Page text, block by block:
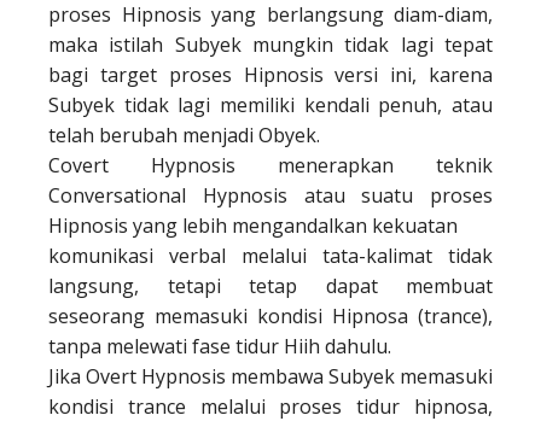
proses Hipnosis yang berlangsung diam-diam,
maka istilah Subyek mungkin tidak lagi tepat
bagi target proses Hipnosis versi ini, karena
Subyek tidak lagi memiliki kendali penuh, atau
telah berubah menjadi Obyek.
Covert Hypnosis menerapkan teknik
Conversational Hypnosis atau suatu proses
Hipnosis yang lebih mengandalkan kekuatan
komunikasi verbal melalui tata-kalimat tidak
langsung, tetapi tetap dapat membuat
seseorang memasuki kondisi Hipnosa (trance),
tanpa melewati fase tidur Hiih dahulu.
Jika Overt Hypnosis membawa Subyek memasuki
kondisi trance melalui proses tidur hipnosa,